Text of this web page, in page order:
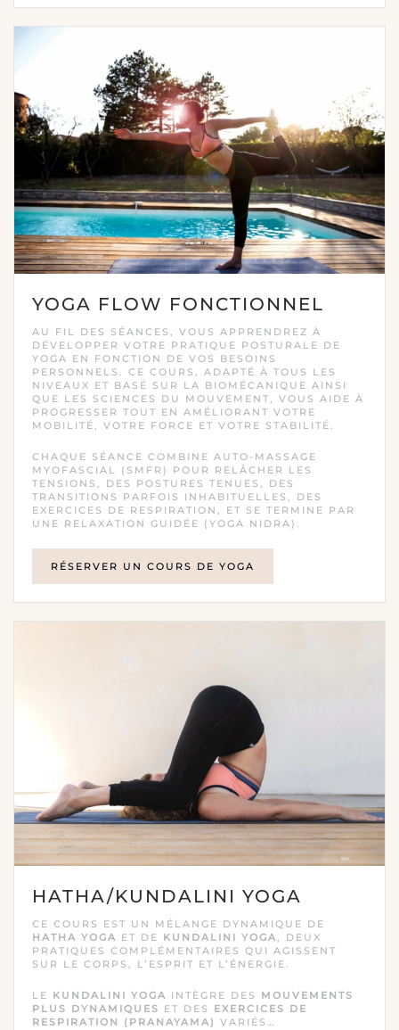
YOGA FLOW FONCTIONNEL
AU FIL DES SÉANCES, VOUS APPRENDREZ À
DÉVELOPPER VOTRE PRATIQUE POSTURALE DE
YOGA EN FONCTION DE VOS BESOINS
PERSONNELS. CE COURS, ADAPTÉ À TOUS LES
NIVEAUX ET BASÉ SUR LA BIOMÉCANIQUE AINSI
QUE LES SCIENCES DU MOUVEMENT, VOUS AIDE À
PROGRESSER TOUT EN AMÉLIORANT VOTRE
MOBILITÉ, VOTRE FORCE ET VOTRE STABILITÉ.
CHAQUE SÉANCE COMBINE AUTO-MASSAGE
MYOFASCIAL (SMFR) POUR RELÂCHER LES
TENSIONS, DES POSTURES TENUES, DES
TRANSITIONS PARFOIS INHABITUELLES, DES
EXERCICES DE RESPIRATION, ET SE TERMINE PAR
UNE RELAXATION GUIDÉE (YOGA NIDRA).
RÉSERVER UN COURS DE YOGA
HATHA/KUNDALINI YOGA
CE COURS EST UN MÉLANGE DYNAMIQUE DE
HATHA YOGA ET DE KUNDALINI YOGA, DEUX
PRATIQUES COMPLÉMENTAIRES QUI AGISSENT
SUR LE CORPS, L’ESPRIT ET L’ÉNERGIE.
LE KUNDALINI YOGA INTÈGRE DES MOUVEMENTS
PLUS DYNAMIQUES ET DES EXERCICES DE
RESPIRATION (PRANAYAMA) VARIÉS…